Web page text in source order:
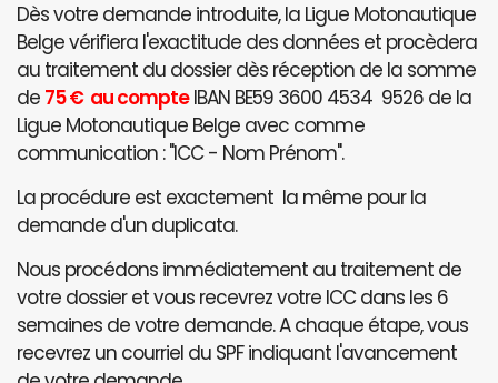
Dès votre demande introduite, la Ligue Motonautique
Belge vérifiera l'exactitude des données et procèdera
au traitement du dossier dès réception de la somme
de 75 € au compteIBAN BE59 3600 4534 9526 de la
Ligue Motonautique Belge avec comme
communication : "ICC - Nom Prénom".
La procédure est exactement la même pour la
demande d'un duplicata.
Nous procédons immédiatement au traitement de
votre dossier et vous recevrez votre ICC dans les 6
semaines de votre demande. A chaque étape, vous
recevrez un courriel du SPF indiquant l'avancement